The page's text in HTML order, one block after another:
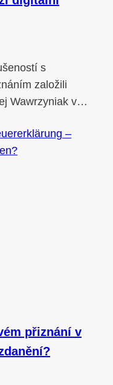
s
založili
Wawrzyniak v…
přiznání v